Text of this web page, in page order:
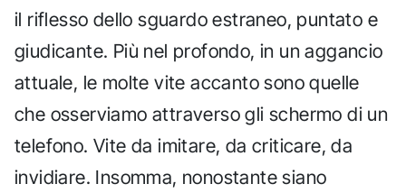
il riflesso dello sguardo estraneo, puntato e
giudicante. Più nel profondo, in un aggancio
attuale, le molte vite accanto sono quelle
che osserviamo attraverso gli schermo di un
telefono. Vite da imitare, da criticare, da
invidiare. Insomma, nonostante siano